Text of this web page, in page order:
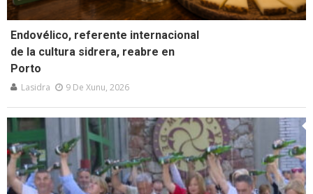
Endovélico, referente internacional
de la cultura sidrera, reabre en
Porto
Lasidra 9 De Xunu, 2026